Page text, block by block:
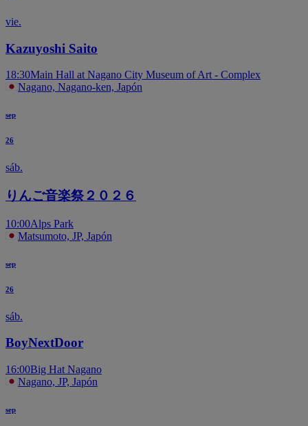
vie.
Kazuyoshi Saito
18:30Main Hall at Nagano City Museum of Art - Complex
Nagano, Nagano-ken, Japón
sep
26
sáb.
りんご音楽祭２０２６
10:00Alps Park
Matsumoto, JP, Japón
sep
26
sáb.
BoyNextDoor
16:00Big Hat Nagano
Nagano, JP, Japón
sep